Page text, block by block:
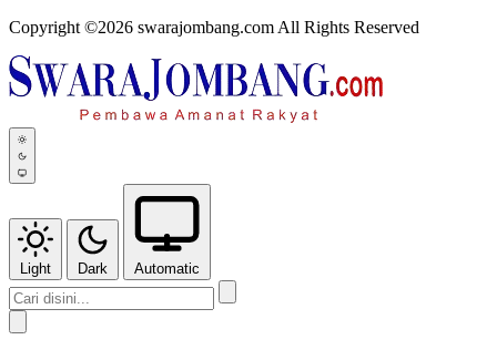
Copyright ©2026 swarajombang.com All Rights Reserved
Light Dark Automatic